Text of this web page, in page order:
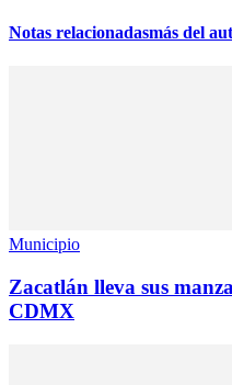
Notas relacionadasmás del
Municipio
Zacatlán lleva sus
CDMX